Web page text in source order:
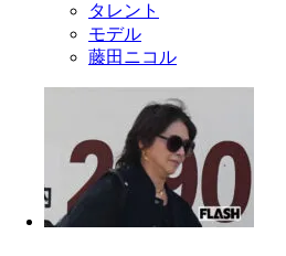
タレント
モデル
藤田ニコル